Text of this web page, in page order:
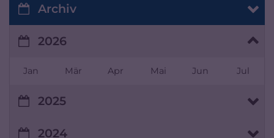
Archiv
2026
Jan Mär Apr Mai Jun Jul
2025
2024